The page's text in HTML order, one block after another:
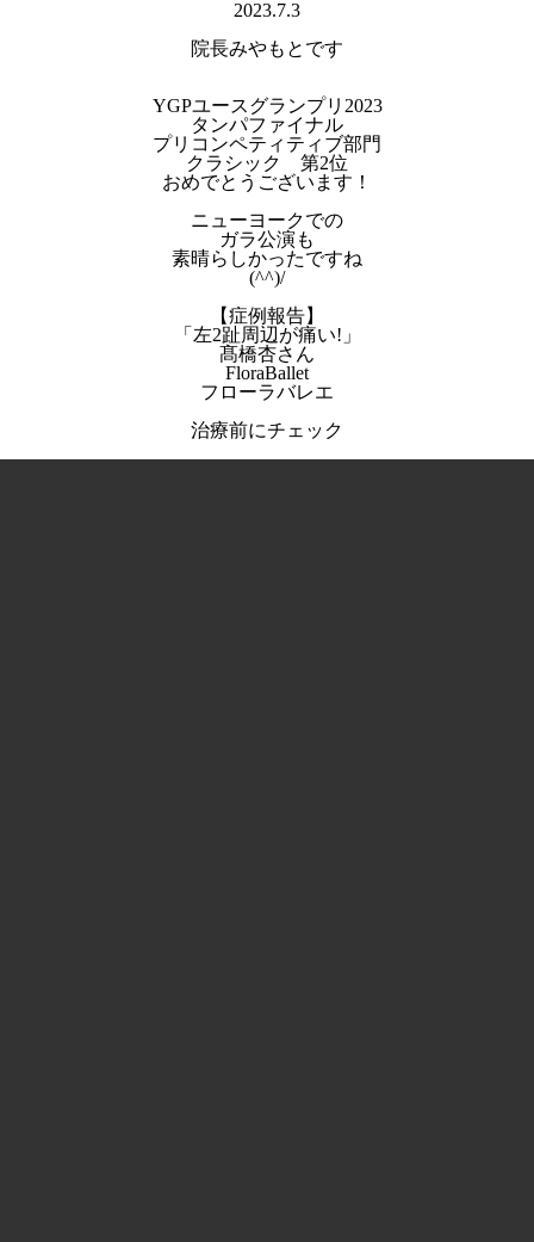
2023.7.3
院長みやもとです
YGPユースグランプリ2023
タンパファイナル
プリコンペティティブ部門
クラシック 第2位
おめでとうございます！
ニューヨークでの
ガラ公演も
素晴らしかったですね
(^^)/
【症例報告】
「左2趾周辺が痛い!」
髙橋杏さん
FloraBallet
フローラバレエ
治療前にチェック